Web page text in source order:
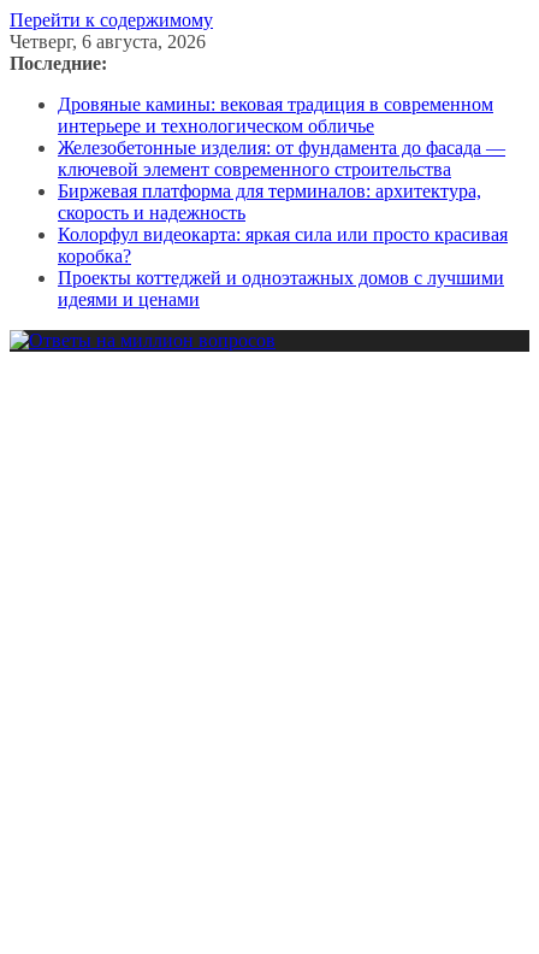
Перейти к содержимому
Четверг, 6 августа, 2026
Последние:
Дровяные камины: вековая традиция в современном
интерьере и технологическом обличье
Железобетонные изделия: от фундамента до фасада —
ключевой элемент современного строительства
Биржевая платформа для терминалов: архитектура,
скорость и надежность
Колорфул видеокарта: яркая сила или просто красивая
коробка?
Проекты коттеджей и одноэтажных домов с лучшими
идеями и ценами